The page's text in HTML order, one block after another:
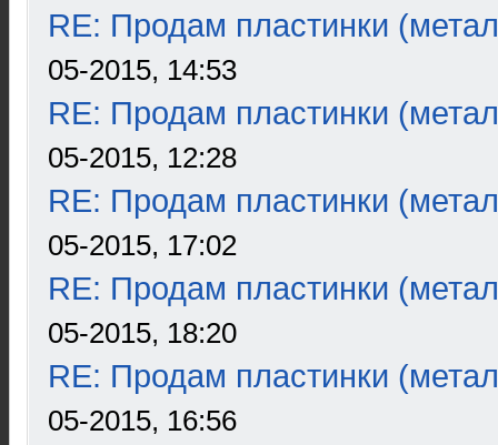
RE: Продам пластинки
05-2015, 14:53
RE: Продам пластинки
05-2015, 12:28
RE: Продам пластинки
05-2015, 17:02
RE: Продам пластинки
05-2015, 18:20
RE: Продам пластинки
05-2015, 16:56